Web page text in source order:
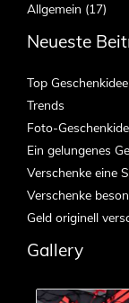
Allgemein (17)
Neueste
Top
Trends
Foto-
Ein gelungenes
Verschenke eine
Verschenke
Geld originell
Gallery